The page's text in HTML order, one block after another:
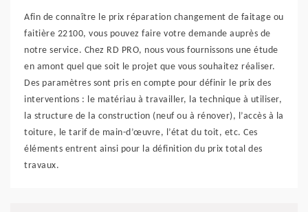
Afin de connaître le prix réparation changement de faitage ou
faitière 22100, vous pouvez faire votre demande auprès de
notre service. Chez RD PRO, nous vous fournissons une étude
en amont quel que soit le projet que vous souhaitez réaliser.
Des paramètres sont pris en compte pour définir le prix des
interventions : le matériau à travailler, la technique à utiliser,
la structure de la construction (neuf ou à rénover), l’accès à la
toiture, le tarif de main-d’œuvre, l’état du toit, etc. Ces
éléments entrent ainsi pour la définition du prix total des
travaux.